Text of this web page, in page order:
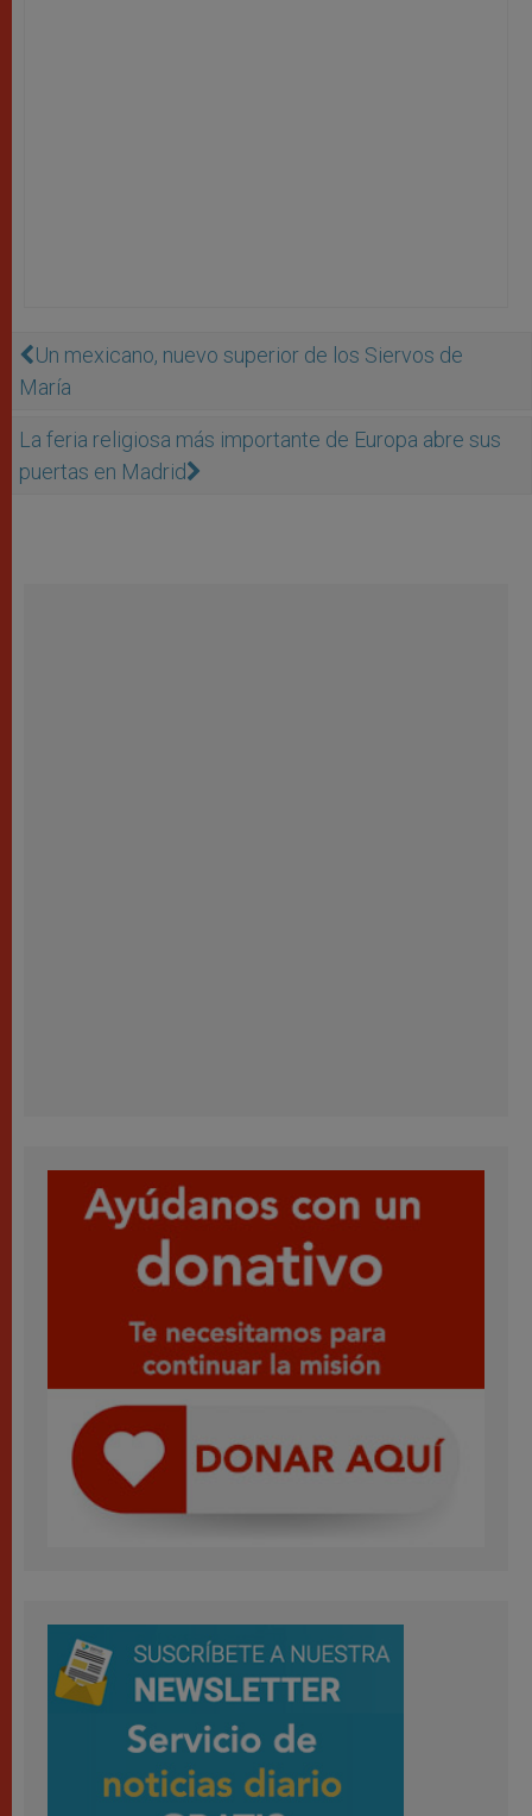
Un mexicano, nuevo superior de los Siervos de
María
La feria religiosa más importante de Europa abre sus
puertas en Madrid